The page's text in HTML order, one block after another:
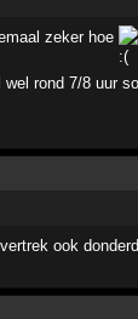
zeker hoe
rond 7/8 uur
ook